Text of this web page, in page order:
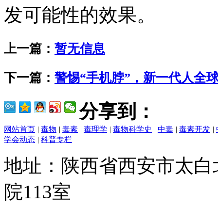
发可能性的效果。
上一篇： 暂无信息
下一篇： 警惕“手机脖”，新一代人全
分享到：
网站首页 | 毒物 | 毒素 | 毒理学 | 毒物科学史 | 中毒 | 毒素开发 |
学会动态 | 科普专栏
地址：陕西省西安市太
院113室